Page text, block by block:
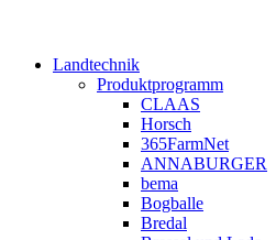
Landtechnik
Produktprogramm
CLAAS
Horsch
365FarmNet
ANNABURGER
bema
Bogballe
Bredal